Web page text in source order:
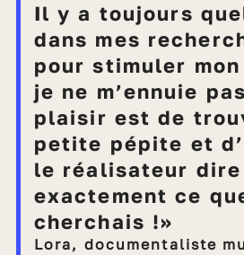
Il y a toujours quelque chose
dans mes
pour stimuler
je ne m’ennuie
plaisir est de
petite pépite et
le réalisateur dire
exactement ce
cherchais !»
Lora, documentaliste